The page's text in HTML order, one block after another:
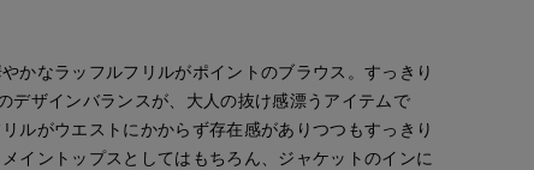
かなラッフルフリルがポイントのブラウス。すっきり
デザインバランスが、大人の抜け感漂うアイテムで
ルがウエストにかからず存在感がありつつもすっきり
イントップスとしてはもちろん、ジャケットのインに